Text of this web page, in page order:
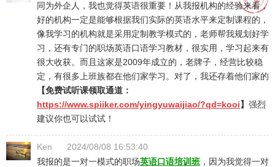
同为外企人，我也觉得英语很重要！从我报机构的经验来看，
好的机构一定是能够根据我们实际的英语水平来定制课程的，
像我学习的机构就是采用定制教学模式的，老师帮我规划好学
习，还有专门的职场英语口语学习教材，很实用，学习起来有
很大收获。而且这家是2009年成立的，老牌子，经营比较稳
定，有很多上班族都在他们家学习。对了，我还存着他们家的
【免费试听课领取通道：
https://www.spiiker.com/yingyuwaijiao/?qd=kooi】 强烈
建议你也可以试试！
Ken
2024/08/08 16:53:40
我报的是一对一模式的职场英语口语培训班 ，因为我觉得一对